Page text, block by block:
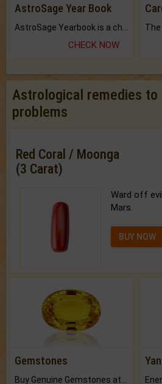
AstroSage Year Book
CHECK NOW
Astrological remedies
problems
Red Coral / Moonga
(3 Carat)
Ward off
Mars.
BUY NOW
Gemstones